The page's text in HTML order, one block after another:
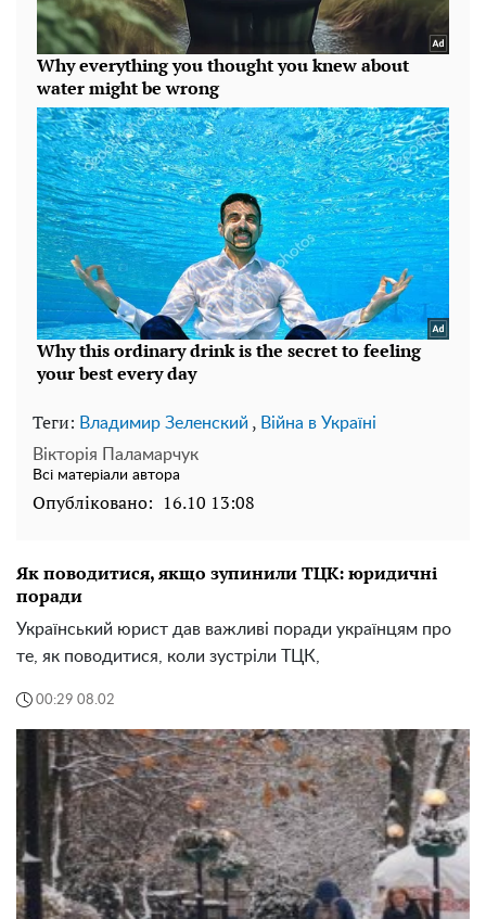
Теги: Владимир Зеленский , Війна в Україні
Вікторія Паламарчук
Всі матеріали автора
Опубліковано: 16.10 13:08
Як поводитися, якщо зупинили ТЦК: юридичні
поради
Український юрист дав важливі поради українцям про
те, як поводитися, коли зустріли ТЦК,
00:29 08.02